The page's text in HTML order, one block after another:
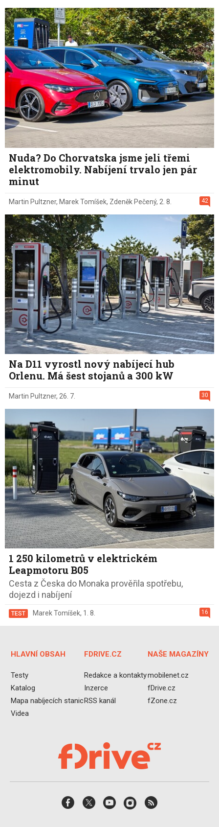
Nuda? Do Chorvatska jsme jeli třemi
elektromobily. Nabíjení trvalo jen pár
minut
42
Martin Pultzner, Marek Tomíšek, Zdeněk Pečený, 2. 8.
Na D11 vyrostl nový nabíjecí hub
Orlenu. Má šest stojanů a 300 kW
30
Martin Pultzner, 26. 7.
1 250 kilometrů v elektrickém
Leapmotoru B05
Cesta z Česka do Monaka prověřila spotřebu,
dojezd i nabíjení
16
TEST Marek Tomíšek, 1. 8.
HLAVNÍ OBSAH
Testy
Katalog
Mapa nabíjecích stanic
Videa
FDRIVE.CZ
Redakce a kontakty
Inzerce
RSS kanál
NAŠE MAGAZÍNY
mobilenet.cz
fDrive.cz
fZone.cz